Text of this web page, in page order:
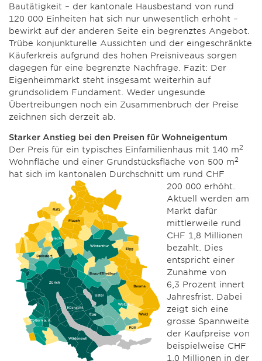
Bautätigkeit – der kantonale Hausbestand von rund
120 000 Einheiten hat sich nur unwesentlich erhöht –
bewirkt auf der anderen Seite ein begrenztes Angebot.
Trübe konjunkturelle Aussichten und der eingeschränkte
Käuferkreis aufgrund des hohen Preisniveaus sorgen
dagegen für eine begrenzte Nachfrage. Fazit: Der
Eigenheimmarkt steht insgesamt weiterhin auf
grundsolidem Fundament. Weder ungesunde
Übertreibungen noch ein Zusammenbruch der Preise
zeichnen sich derzeit ab.
Starker Anstieg bei den Preisen für Wohneigentum
Der Preis für ein typisches Einfamilienhaus mit 140 m2
Wohnfläche und einer Grundstücksfläche von 500 m2
hat sich im kantonalen Durchschnitt um rund CHF
200 000 erhöht.
Aktuell werden am
Markt dafür
mittlerweile rund
CHF 1,8 Millionen
bezahlt. Dies
entspricht einer
Zunahme von
6,3 Prozent innert
Jahresfrist. Dabei
zeigt sich eine
grosse Spannweite
der Kaufpreise von
beispielweise CHF
1,0 Millionen in der